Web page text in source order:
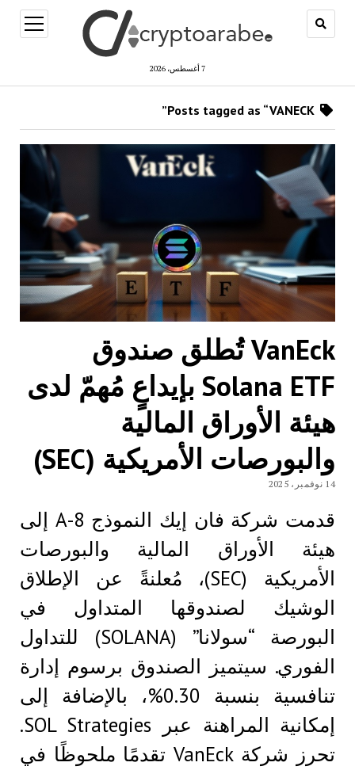
7 أغسطس، 2026
open
menu
VanEck تُطلق صندوق
Solana ETF بإيداعٍ مُهمّ لدى
هيئة الأوراق المالية
والبورصات الأمريكية (SEC)
14 نوفمبر، 2025
قدمت شركة فان إيك النموذج 8-A إلى
هيئة الأوراق المالية والبورصات
الأمريكية (SEC)، مُعلنةً عن الإطلاق
الوشيك لصندوقها المتداول في
البورصة “سولانا” (SOLANA) للتداول
الفوري. سيتميز الصندوق برسوم إدارة
تنافسية بنسبة 0.30%، بالإضافة إلى
إمكانية المراهنة عبر SOL Strategies.
تحرز شركة VanEck تقدمًا ملحوظًا في